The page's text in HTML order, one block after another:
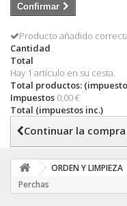
Confirmar
Producto añadido
Cantidad
Total
Hay 1 artículo en su cesta.
Total productos:
Impuestos 0,00 €
Total (impuestos inc.)
Continuar la compra
ORDEN Y LIMPIEZA
Perchas